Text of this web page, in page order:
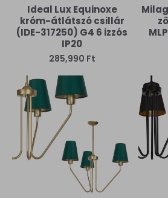
Ideal Lux Equinoxe
króm-átlátszó csillár
(IDE-317250) G4 6 izzós
IP20
285,990 Ft